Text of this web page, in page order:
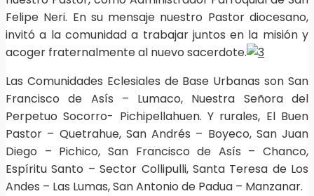
Felipe Neri. En su mensaje nuestro Pastor diocesano,
invitó a la comunidad a trabajar juntos en la misión y
acoger fraternalmente al nuevo sacerdote.
Las Comunidades Eclesiales de Base Urbanas son San
Francisco de Asís – Lumaco, Nuestra Señora del
Perpetuo Socorro- Pichipellahuen. Y rurales, El Buen
Pastor – Quetrahue, San Andrés – Boyeco, San Juan
Diego – Pichico, San Francisco de Asís – Chanco,
Espíritu Santo – Sector Collipulli, Santa Teresa de Los
Andes – Las Lumas, San Antonio de Padua – Manzanar.